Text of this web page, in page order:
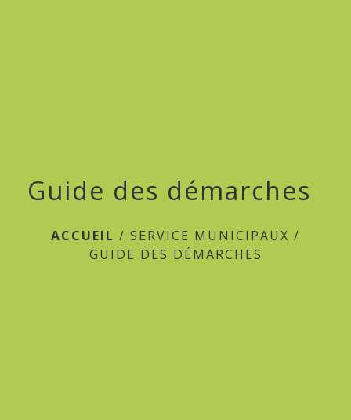
Guide des démarches
ACCUEIL / SERVICE MUNICIPAUX /
GUIDE DES DÉMARCHES